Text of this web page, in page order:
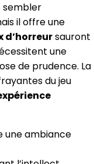
sembler
il offre une
d’horreursauront
une
de prudence. La
du jeu
une ambiance